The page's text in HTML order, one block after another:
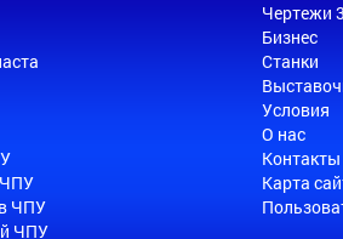
Чертежи
Бизнес
Станки
Условия
О нас
Контакты
ЧПУ
Карта
ЧПУ
ЧПУ